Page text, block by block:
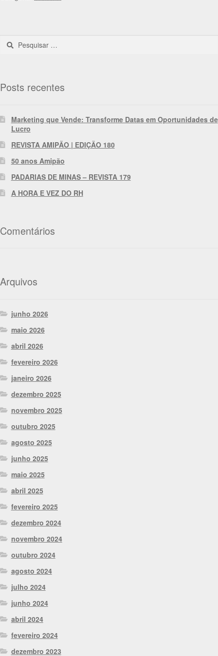
Posts recentes
Marketing que Vende: Transforme Datas em Oportunidades de
Lucro
REVISTA AMIPÃO | EDIÇÃO 180
50 anos Amipão
PADARIAS DE MINAS – REVISTA 179
A HORA E VEZ DO RH
Comentários
Arquivos
junho 2026
maio 2026
abril 2026
fevereiro 2026
janeiro 2026
dezembro 2025
novembro 2025
outubro 2025
agosto 2025
junho 2025
maio 2025
abril 2025
fevereiro 2025
dezembro 2024
novembro 2024
outubro 2024
agosto 2024
julho 2024
junho 2024
abril 2024
fevereiro 2024
dezembro 2023